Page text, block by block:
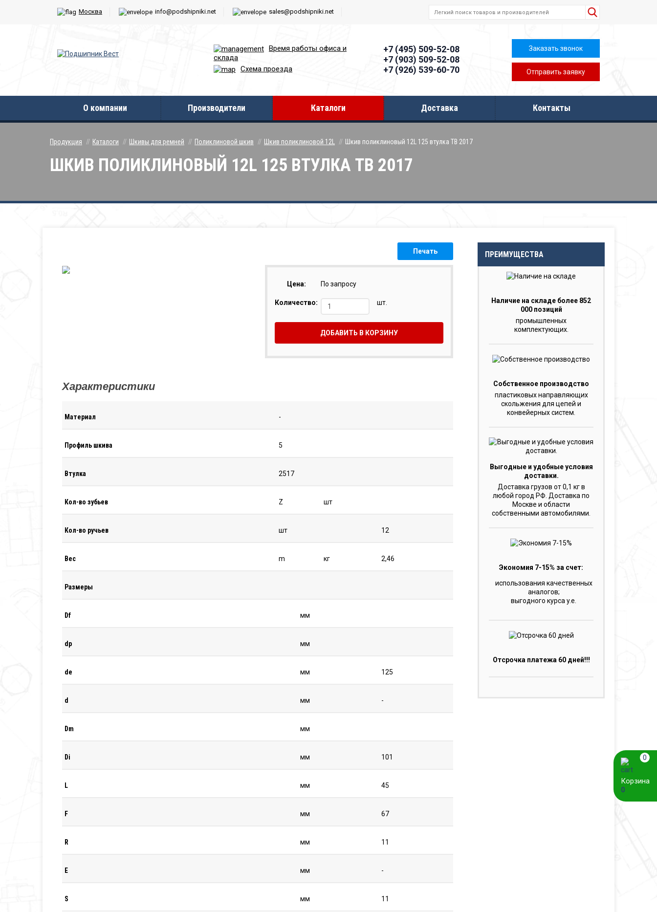
Москва info@podshipniki.net sales@podshipniki.net
Время работы офиcа и
склада
Схема проезда
+7 (495) 509-52-08
+7 (903) 509-52-08
+7 (926) 539-60-70
Заказать звонок
Отправить заявку
О компании Производители Каталоги Доставка Контакты
Продукция Каталоги Шкивы для ремней Поликлиновой шкив Шкив поликлиновой 12L Шкив поликлиновый 12L 125 втулка ТВ 2017
ШКИВ ПОЛИКЛИНОВЫЙ 12L 125 ВТУЛКА ТВ 2017
Печать
Цена: По запросу
Количество: шт.
ДОБАВИТЬ В КОРЗИНУ
Характеристики
Материал -
Профиль шкива 5
Втулка 2517
Кол-во зубьев Z шт
Кол-во ручьев шт 12
Вес m кг 2,46
Размеры
Df мм
dp мм
de мм 125
d мм -
Dm мм
Di мм 101
L мм 45
F мм 67
R мм 11
E мм -
S мм 11
ПРЕИМУЩЕСТВА
Наличие на складе более 852
000 позиций
промышленных
комплектующих.
Собственное производство
пластиковых направляющих
скольжения для цепей и
конвейерных систем.
Выгодные и удобные условия
доставки.
Доставка грузов от 0,1 кг в
любой город РФ. Доставка по
Москве и области
собственными автомобилями.
Экономия 7-15% за счет:
использования качественных
аналогов;
выгодного курса y.e.
Отсрочка платежа 60 дней!!!
Корзина
0
0